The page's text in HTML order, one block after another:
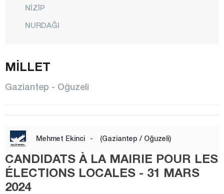
NİZİP
NURDAĞI
ŞAHİNBEY
ŞEHİTKAMİL
Giresun
Gümüşhane
Hatay
Iğdır
MİLLET
Gaziantep - Oğuzeli
Mehmet Ekinci - (Gaziantep / Oğuzeli)
CANDIDATS À LA MAIRIE POUR LES
ÉLECTIONS LOCALES - 31 MARS
2024